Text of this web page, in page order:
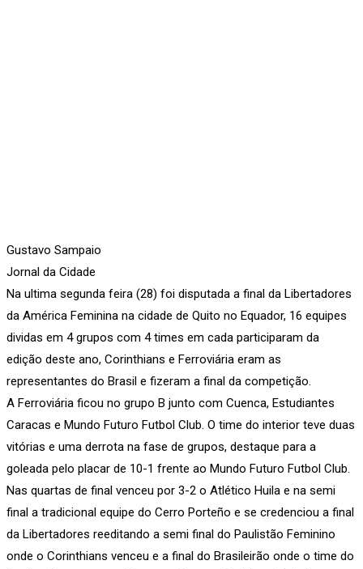
Gustavo Sampaio
Jornal da Cidade
Na ultima segunda feira (28) foi disputada a final da Libertadores
da América Feminina na cidade de Quito no Equador, 16 equipes
dividas em 4 grupos com 4 times em cada participaram da
edição deste ano, Corinthians e Ferroviária eram as
representantes do Brasil e fizeram a final da competição.
A Ferroviária ficou no grupo B junto com Cuenca, Estudiantes
Caracas e Mundo Futuro Futbol Club. O time do interior teve duas
vitórias e uma derrota na fase de grupos, destaque para a
goleada pelo placar de 10-1 frente ao Mundo Futuro Futbol Club.
Nas quartas de final venceu por 3-2 o Atlético Huila e na semi
final a tradicional equipe do Cerro Porteño e se credenciou a final
da Libertadores reeditando a semi final do Paulistão Feminino
onde o Corinthians venceu e a final do Brasileirão onde o time do